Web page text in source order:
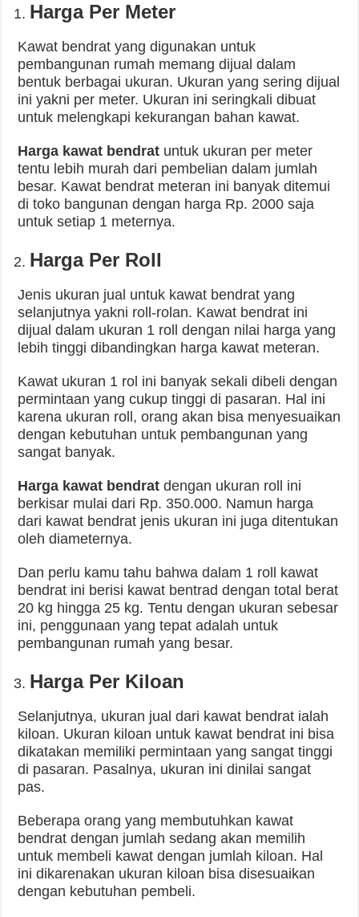
Harga Per Meter
Kawat bendrat yang digunakan untuk
pembangunan rumah memang dijual dalam
bentuk berbagai ukuran. Ukuran yang sering dijual
ini yakni per meter. Ukuran ini seringkali dibuat
untuk melengkapi kekurangan bahan kawat.
Harga kawat bendrat untuk ukuran per meter
tentu lebih murah dari pembelian dalam jumlah
besar. Kawat bendrat meteran ini banyak ditemui
di toko bangunan dengan harga Rp. 2000 saja
untuk setiap 1 meternya.
Harga Per Roll
Jenis ukuran jual untuk kawat bendrat yang
selanjutnya yakni roll-rolan. Kawat bendrat ini
dijual dalam ukuran 1 roll dengan nilai harga yang
lebih tinggi dibandingkan harga kawat meteran.
Kawat ukuran 1 rol ini banyak sekali dibeli dengan
permintaan yang cukup tinggi di pasaran. Hal ini
karena ukuran roll, orang akan bisa menyesuaikan
dengan kebutuhan untuk pembangunan yang
sangat banyak.
Harga kawat bendrat dengan ukuran roll ini
berkisar mulai dari Rp. 350.000. Namun harga
dari kawat bendrat jenis ukuran ini juga ditentukan
oleh diameternya.
Dan perlu kamu tahu bahwa dalam 1 roll kawat
bendrat ini berisi kawat bentrad dengan total berat
20 kg hingga 25 kg. Tentu dengan ukuran sebesar
ini, penggunaan yang tepat adalah untuk
pembangunan rumah yang besar.
Harga Per Kiloan
Selanjutnya, ukuran jual dari kawat bendrat ialah
kiloan. Ukuran kiloan untuk kawat bendrat ini bisa
dikatakan memiliki permintaan yang sangat tinggi
di pasaran. Pasalnya, ukuran ini dinilai sangat
pas.
Beberapa orang yang membutuhkan kawat
bendrat dengan jumlah sedang akan memilih
untuk membeli kawat dengan jumlah kiloan. Hal
ini dikarenakan ukuran kiloan bisa disesuaikan
dengan kebutuhan pembeli.